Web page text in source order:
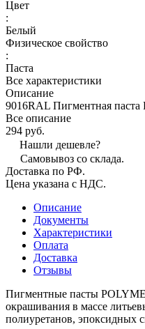
Цвет
:
Белый
Физическое свойство
:
Паста
Все характеристики
Описание
9016RAL Пигментная паста
Все описание
294 руб.
Нашли дешевле?
Самовывоз со склада.
Доставка по РФ.
Цена указана с НДС.
Описание
Документы
Характеристики
Оплата
Доставка
Отзывы
Пигментные пасты
окрашивания в массе
полиуретанов, эпоксидных